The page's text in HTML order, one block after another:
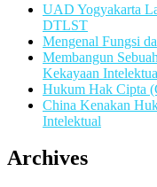
UAD Yogyakarta
DTLST
Mengenal Fungsi
Membangun
Kekayaan
Hukum Hak Cipta
China Kenakan
Intelektual
Archives